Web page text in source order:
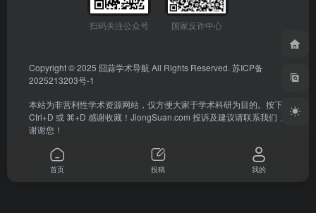
扫码关注公众号 国家反诈中心
Copyright © 2025 囧蒜学术导航 All Rights Reserved. 苏ICP备
2025213203号-1
本站为非营利性学术资源网站，仅方便大家于学术科研为目的。按下
Ctrl+D 或 ⌘+D 感谢收藏！ JiongSuan.com 投诉及建议请联系我们，
谢谢您！
首页 投稿 我的